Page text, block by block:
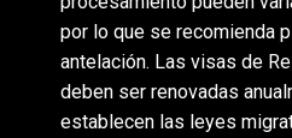
por lo que se recomienda
antelación. Las visas de
deben ser renovadas
establecen las leyes